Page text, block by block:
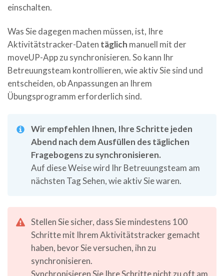
einschalten.
Was Sie dagegen machen müssen, ist, Ihre
Aktivitätstracker-Daten täglich manuell mit der
moveUP-App zu synchronisieren. So kann Ihr
Betreuungsteam kontrollieren, wie aktiv Sie sind und
entscheiden, ob Anpassungen an Ihrem
Übungsprogramm erforderlich sind.
Wir empfehlen Ihnen, Ihre Schritte jeden
Abend nach dem Ausfüllen des täglichen
Fragebogens zu synchronisieren.
Auf diese Weise wird Ihr Betreuungsteam am
nächsten Tag Sehen, wie aktiv Sie waren.
Stellen Sie sicher, dass Sie mindestens 100
Schritte mit Ihrem Aktivitätstracker gemacht
haben, bevor Sie versuchen, ihn zu
synchronisieren.
Synchronisieren Sie Ihre Schritte nicht zu oft am